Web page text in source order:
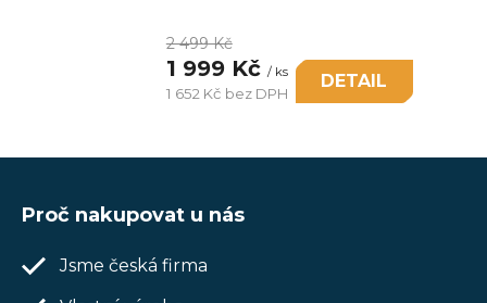
2 499 Kč
1 999 Kč / ks
1 652 Kč bez DPH
DETAIL
Proč nakupovat u nás
Jsme česká firma